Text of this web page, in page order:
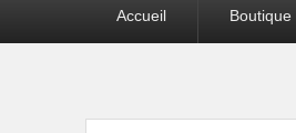
Accueil Boutique